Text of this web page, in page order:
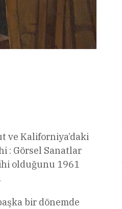
ve Kaliforniya’daki
: Görsel Sanatlar
olduğunu 1961
bir dönemde